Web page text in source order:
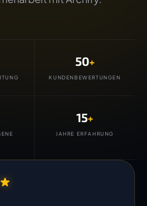
50+
KUNDENBEWERTUNGEN
15+
JAHRE ERFAHRUNG